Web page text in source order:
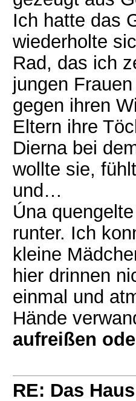
Ich hatte das
wiederholte
Rad, das ich
jungen
gegen ihren
Eltern ihre
Dierna bei
wollte sie,
und…
Úna
runter. Ich
kleine
hier drinnen
einmal und
Hände
aufreißen
RE: Das